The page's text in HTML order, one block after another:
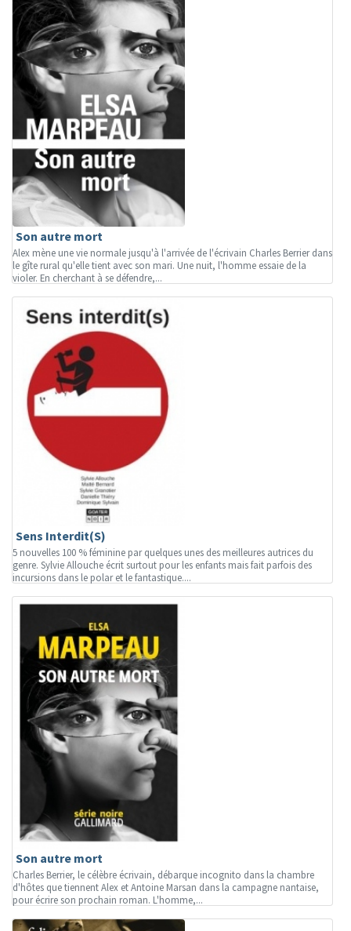
Son autre mort
Alex mène une vie normale jusqu'à l'arrivée de l'écrivain Charles Berrier dans
le gîte rural qu'elle tient avec son mari. Une nuit, l'homme essaie de la
violer. En cherchant à se défendre,...
Sens Interdit(S)
5 nouvelles 100 % féminine par quelques unes des meilleures autrices du
genre. Sylvie Allouche écrit surtout pour les enfants mais fait parfois des
incursions dans le polar et le fantastique....
Son autre mort
Charles Berrier, le célèbre écrivain, débarque incognito dans la chambre
d'hôtes que tiennent Alex et Antoine Marsan dans la campagne nantaise,
pour écrire son prochain roman. L'homme,...